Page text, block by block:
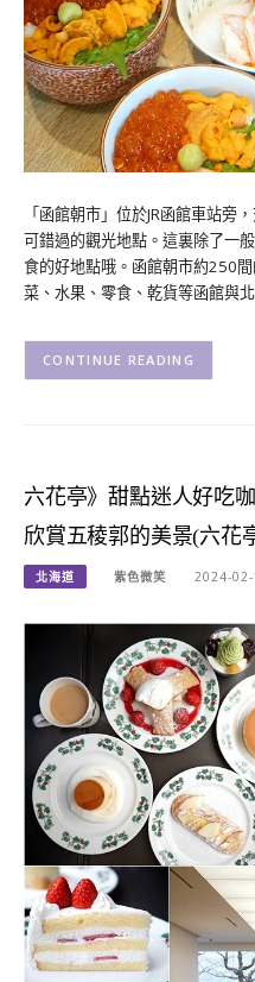
「函館朝市」位於JR函館車站旁
可錯過的觀光地點。這裏除了一
食的好地點哦。函館朝市約250
菜、水果、零食、乾貨等函館與
CONTINUE READING
六花亭》甜點迷人好吃
欣賞五稜郭的美景(六花
北海道 紫色微笑 2024-02-